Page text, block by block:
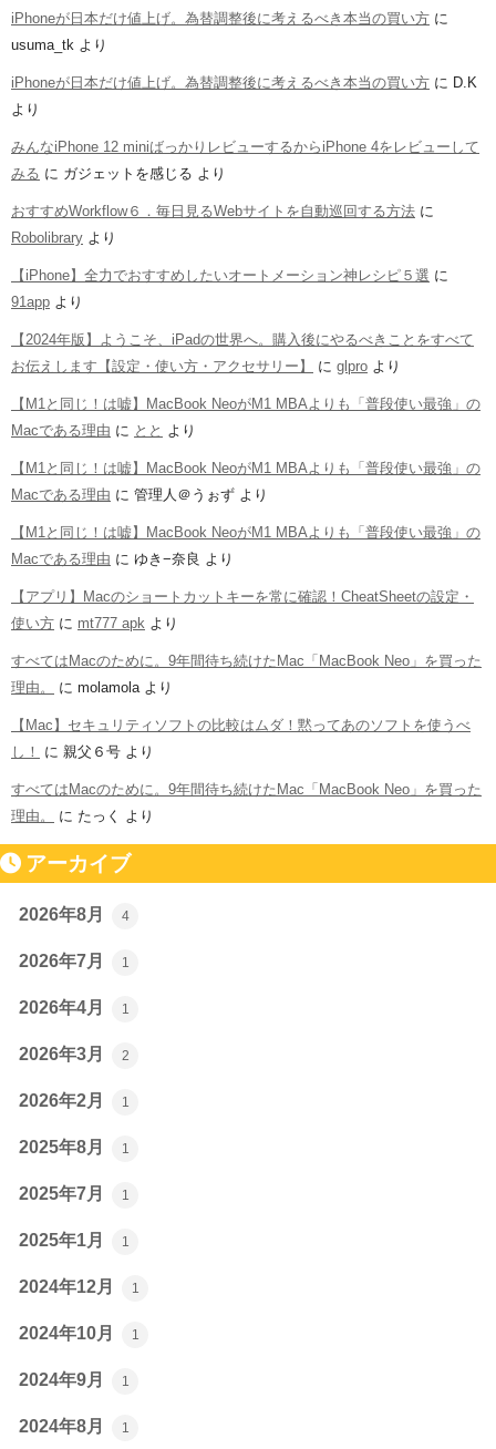
iPhoneが日本だけ値上げ。為替調整後に考えるべき本当の買い方 に
usuma_tk より
iPhoneが日本だけ値上げ。為替調整後に考えるべき本当の買い方 に D.K
より
みんなiPhone 12 miniばっかりレビューするからiPhone 4をレビューして
みる に ガジェットを感じる より
おすすめWorkflow６．毎日見るWebサイトを自動巡回する方法 に
Robolibrary より
【iPhone】全力でおすすめしたいオートメーション神レシピ５選 に
91app より
【2024年版】ようこそ、iPadの世界へ。購入後にやるべきことをすべて
お伝えします【設定・使い方・アクセサリー】
に glpro より
【M1と同じ！は嘘】MacBook NeoがM1 MBAよりも「普段使い最強」の
Macである理由 に とと より
【M1と同じ！は嘘】MacBook NeoがM1 MBAよりも「普段使い最強」の
Macである理由 に 管理人＠うぉず より
【M1と同じ！は嘘】MacBook NeoがM1 MBAよりも「普段使い最強」の
Macである理由 に ゆき−奈良 より
【アプリ】Macのショートカットキーを常に確認！CheatSheetの設定・
使い方 に mt777 apk より
すべてはMacのために。9年間待ち続けたMac「MacBook Neo」を買った
理由。
に molamola より
【Mac】セキュリティソフトの比較はムダ！黙ってあのソフトを使うべ
し！
に 親父６号 より
すべてはMacのために。9年間待ち続けたMac「MacBook Neo」を買った
理由。
に たっく より
アーカイブ
2026年8月 4
2026年7月 1
2026年4月 1
2026年3月 2
2026年2月 1
2025年8月 1
2025年7月 1
2025年1月 1
2024年12月 1
2024年10月 1
2024年9月 1
2024年8月 1